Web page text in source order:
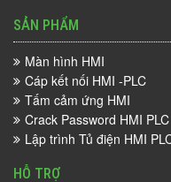
SẢN PHẨM
Màn hình HMI
Cáp kết nối HMI -PLC
Tấm cảm ứng HMI
Crack Password HMI PLC
Lập trình Tủ điện HMI
HỖ TRỢ